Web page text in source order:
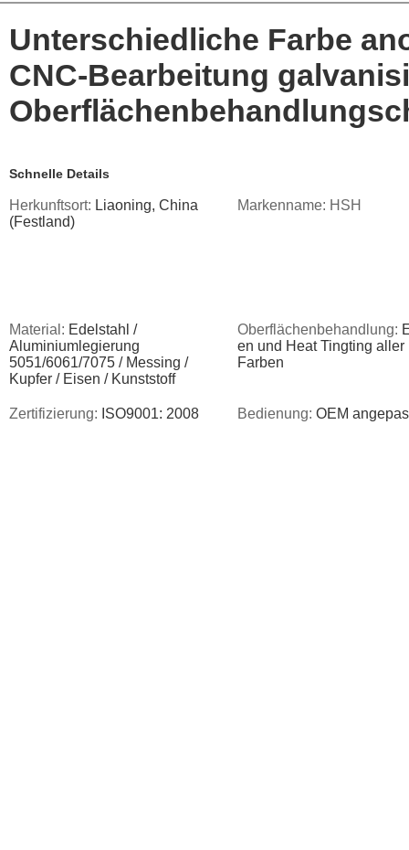
Unterschiedliche Farbe
CNC-Bearbeitung
Schnelle Details
Herkunftsort: Liaoning, China
(Festland)
Markenname: HSH
Material: Edelstahl /
Aluminiumlegierung
5051/6061/7075 / Messing /
Kupfer / Eisen / Kunststoff
Oberflächenbehandlung:
en und Heat Tingting aller
Farben
Zertifizierung: ISO9001: 2008 Bedienung: OEM